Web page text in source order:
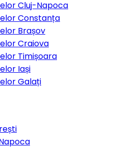
Cluj-Napoca
Constanța
Brașov
Craiova
Timișoara
Iași
Galați